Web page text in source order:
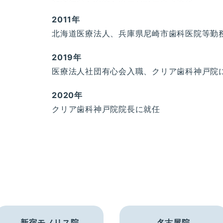
2011年
北海道医療法人、兵庫県尼崎市歯科医院等勤
2019年
医療法人社団有心会入職、クリア歯科神戸院
2020年
クリア歯科神戸院院長に就任